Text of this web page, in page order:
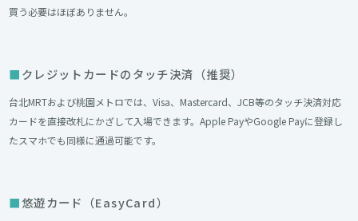
買う必要はほぼありません。
クレジットカードのタッチ決済（推奨）
台北MRTおよび桃園メトロでは、Visa、Mastercard、JCB等のタッチ決済対応
カードを直接改札にかざして入場できます。Apple PayやGoogle Payに登録し
たスマホでも同様に通過可能です。
悠遊カード（EasyCard）